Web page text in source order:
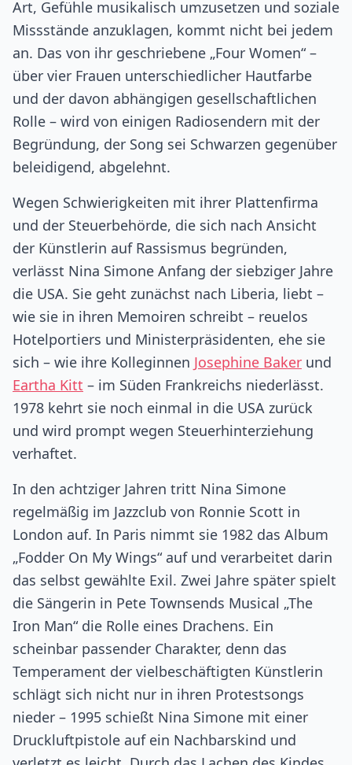
Art, Gefühle musikalisch umzusetzen und soziale
Missstände anzuklagen, kommt nicht bei jedem
an. Das von ihr geschriebene „Four Women“ –
über vier Frauen unterschiedlicher Hautfarbe
und der davon abhängigen gesellschaftlichen
Rolle – wird von einigen Radiosendern mit der
Begründung, der Song sei Schwarzen gegenüber
beleidigend, abgelehnt.
Wegen Schwierigkeiten mit ihrer Plattenfirma
und der Steuerbehörde, die sich nach Ansicht
der Künstlerin auf Rassismus begründen,
verlässt Nina Simone Anfang der siebziger Jahre
die USA. Sie geht zunächst nach Liberia, liebt –
wie sie in ihren Memoiren schreibt – reuelos
Hotelportiers und Ministerpräsidenten, ehe sie
sich – wie ihre Kolleginnen Josephine Baker und
Eartha Kitt – im Süden Frankreichs niederlässt.
1978 kehrt sie noch einmal in die USA zurück
und wird prompt wegen Steuerhinterziehung
verhaftet.
In den achtziger Jahren tritt Nina Simone
regelmäßig im Jazzclub von Ronnie Scott in
London auf. In Paris nimmt sie 1982 das Album
„Fodder On My Wings“ auf und verarbeitet darin
das selbst gewählte Exil. Zwei Jahre später spielt
die Sängerin in Pete Townsends Musical „The
Iron Man“ die Rolle eines Drachens. Ein
scheinbar passender Charakter, denn das
Temperament der vielbeschäftigten Künstlerin
schlägt sich nicht nur in ihren Protestsongs
nieder – 1995 schießt Nina Simone mit einer
Druckluftpistole auf ein Nachbarskind und